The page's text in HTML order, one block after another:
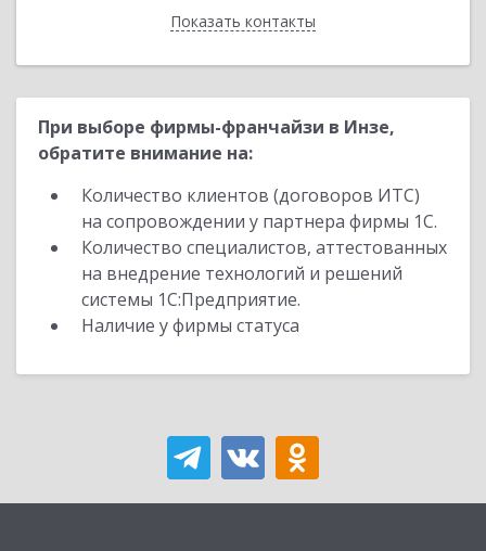
Показать контакты
Назад
При выборе фирмы-франчайзи в Инзе,
обратите внимание на:
Количество клиентов (договоров ИТС)
на сопровождении у партнера фирмы 1С.
Количество специалистов, аттестованных
на внедрение технологий и решений
системы 1С:Предприятие.
Наличие у фирмы статуса